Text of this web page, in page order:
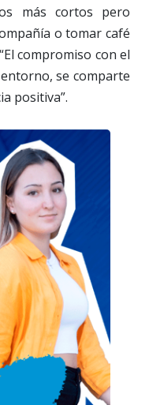
más cortos pero
o tomar café
compromiso con el
se comparte
positiva”.